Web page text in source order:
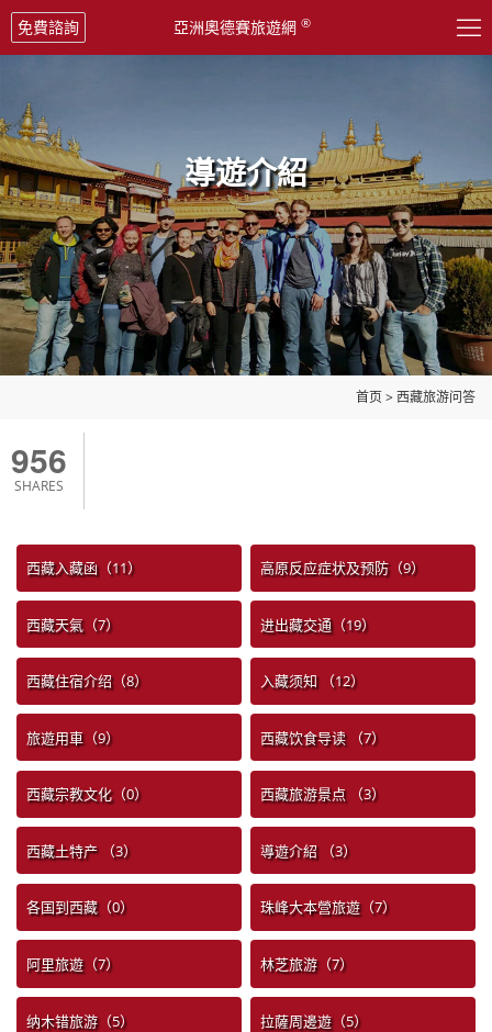

免費諮詢 亞洲奧德賽旅遊網 ®
導遊介紹
首页>西藏旅游问答
956
SHARES
西藏入藏函（11） 高原反应症状及预防（9）
西藏天氣（7） 进出藏交通（19）
西藏住宿介绍（8） 入藏须知 （12）
旅遊用車（9） 西藏饮食导读 （7）
西藏宗教文化（0） 西藏旅游景点 （3）
西藏土特产 （3） 導遊介紹 （3）
各国到西藏（0） 珠峰大本營旅遊（7）
阿里旅遊（7） 林芝旅游（7）
纳木错旅游（5） 拉薩周邊遊（5）